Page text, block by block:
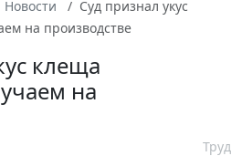
Новости
Суд признал укус
на производстве
клеща
на
Труд